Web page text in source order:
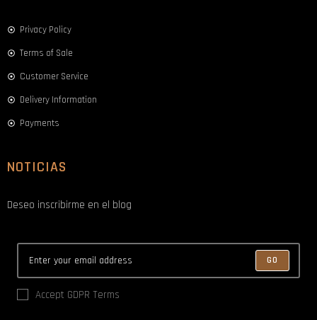
Privacy Policy
Terms of Sale
Customer Service
Delivery Information
Payments
NOTICIAS
Deseo inscribirme en el blog
GO
Accept GDPR Terms